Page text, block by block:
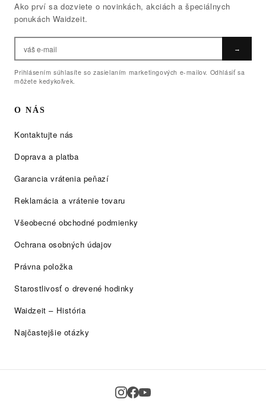
Ako prví sa dozviete o novinkách, akciách a špeciálnych
ponukách Waidzeit.
→
Prihlásením súhlasíte so zasielaním marketingových e-mailov. Odhlásiť sa
môžete kedykoľvek.
O NÁS
Kontaktujte nás
Doprava a platba
Garancia vrátenia peňazí
Reklamácia a vrátenie tovaru
Všeobecné obchodné podmienky
Ochrana osobných údajov
Právna položka
Starostlivosť o drevené hodinky
Waidzeit – História
Najčastejšie otázky